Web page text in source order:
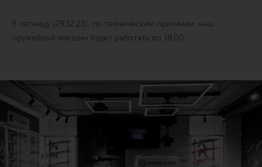
В пятницу (29.12.23), по техническим причинам, наш
оружейеый магазин будет работать до 18:00.